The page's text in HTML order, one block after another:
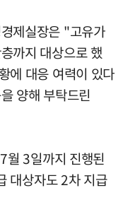
제실장은 "고유가
까지 대상으로 했
에 대응 여력이 있다
양해 부탁드린
월 3일까지 진행된
대상자도 2차 지급